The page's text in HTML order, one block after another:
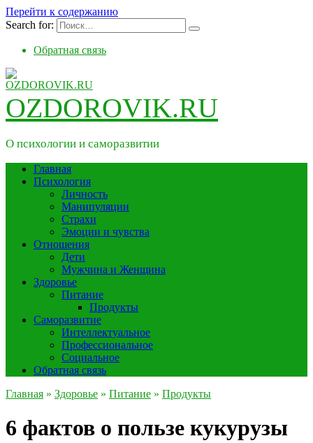
Перейти к содержанию
Search for:
Обратная связь
OZDOROVIK.RU
О психологии и саморазвитии
Главная
Психология
Личность
Манипуляции
Страхи
Эмоции и чувства
Отношения
Дети
Мужчина и Женщина
Здоровье
Питание
Продукты
Саморазвитие
Интеллектуальное
Профессиональное
Социальное
Обратная связь
Главная » Здоровье » Питание » Продукты
6 фактов о пользе кукурузы